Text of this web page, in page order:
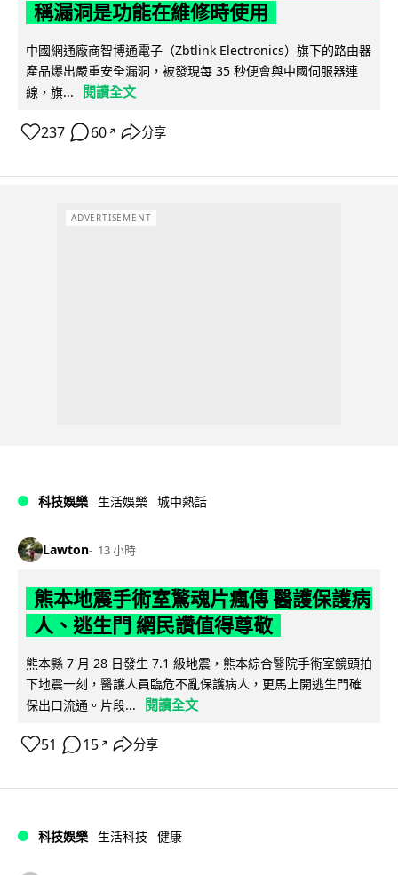
稱漏洞是功能在維修時使用
中國網通廠商智博通電子（Zbtlink Electronics）旗下的路由器
產品爆出嚴重安全漏洞，被發現每 35 秒便會與中國伺服器連
線，旗...
閱讀全文
237 60 ↗ 分享
ADVERTISEMENT
科技娛樂 生活娛樂 城中熱話
Lawton 13 小時
熊本地震手術室驚魂片瘋傳 醫護保護病
人、逃生門 網民讚值得尊敬
熊本縣 7 月 28 日發生 7.1 級地震，熊本綜合醫院手術室鏡頭拍
下地震一刻，醫護人員臨危不亂保護病人，更馬上開逃生門確
保出口流通。片段...
閱讀全文
51 15 ↗ 分享
科技娛樂 生活科技 健康